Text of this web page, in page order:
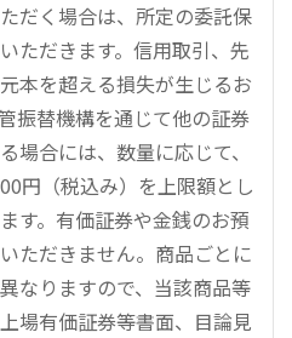
だく場合は、所定の委託保
ただきます。信用取引、先
本を超える損失が生じるお
振替機構を通じて他の証券
場合には、数量に応じて、
円（税込み）を上限額とし
す。有価証券や金銭のお預
ただきません。商品ごとに
なりますので、当該商品等
場有価証券等書面、目論見